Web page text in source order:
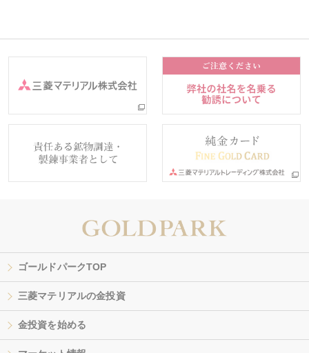
ゴールドパークTOP
三菱マテリアルの金投資
金投資を始める